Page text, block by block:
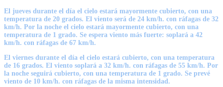
El jueves durante el día el cielo estará mayormente cubierto, con una
temperatura de 20 grados. El viento será de 24 km/h. con ráfagas de 32
km/h. Por la noche el cielo estará mayormente cubierto, con una
temperatura de 1 grado. Se espera viento más fuerte: soplará a 42
km/h. con ráfagas de 67 km/h.
El viernes durante el día el cielo estará cubierto, con una temperatura
de 16 grados. El viento soplará a 32 km/h. con ráfagas de 55 km/h. Por
la noche seguirá cubierto, con una temperatura de 1 grado. Se prevé
viento de 10 km/h. con ráfagas de la misma intensidad.